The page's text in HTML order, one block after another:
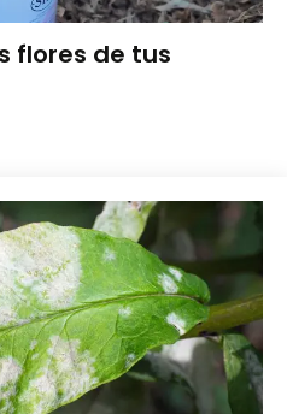
flores de tus